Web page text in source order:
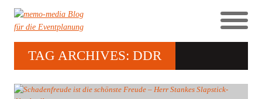
TAG ARCHIVES: DDR